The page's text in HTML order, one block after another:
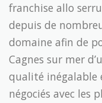
franchise allo
depuis de
domaine afin de
Cagnes sur mer
qualité inégalable
négociés avec les